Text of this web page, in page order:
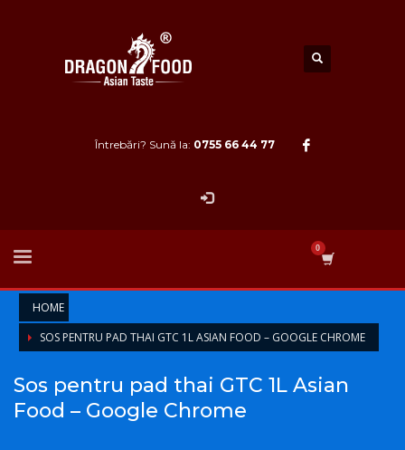
Întrebări? Sună la: 0755 66 44 77
HOME
SOS PENTRU PAD THAI GTC 1L ASIAN FOOD – GOOGLE CHROME
Sos pentru pad thai GTC 1L Asian
Food – Google Chrome